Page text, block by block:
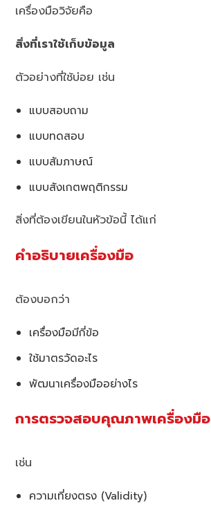
เครื่องมือวิจัยคือ
สิ่งที่เราใช้เก็บข้อมูล
ตัวอย่างที่ใช้บ่อย เช่น
แบบสอบถาม
แบบทดสอบ
แบบสัมภาษณ์
แบบสังเกตพฤติกรรม
สิ่งที่ต้องเขียนในหัวข้อนี้ ได้แก่
คำอธิบายเครื่องมือ
ต้องบอกว่า
เครื่องมือมีกี่ข้อ
ใช้มาตรวัดอะไร
พัฒนาเครื่องมืออย่างไร
การตรวจสอบคุณภาพเครื่องมือ
เช่น
ความเที่ยงตรง (Validity)